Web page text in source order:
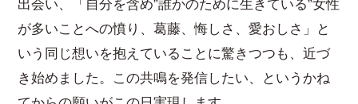
出会い、「自分を含め”誰かのために生きている”女性
が多いことへの憤り、葛藤、悔しさ、愛おしさ」と
いう同じ想いを抱えていることに驚きつつも、近づ
き始めました。この共鳴を発信したい、というかね